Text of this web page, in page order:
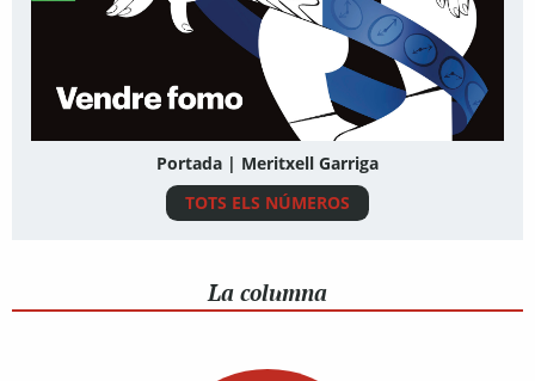
Portada | Meritxell Garriga
TOTS ELS NÚMEROS
La columna